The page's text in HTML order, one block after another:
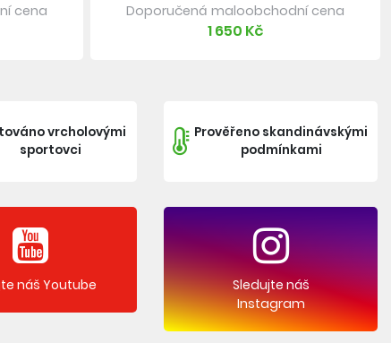
cena Doporučená maloobchodní cena
1 650 Kč
vrcholovými
sportovci
Prověřeno skandinávskými
podmínkami
náš Youtube
Sledujte náš
Instagram